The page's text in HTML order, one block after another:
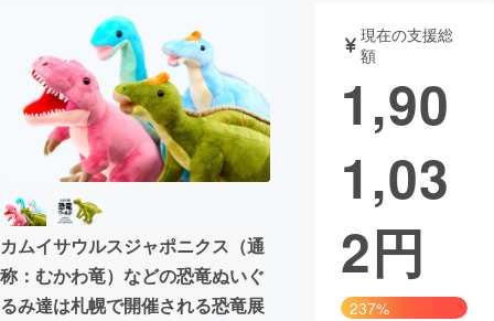
テクノロジー・ガジェット
映像・映画 書籍・雑誌
ビジネス・起業 チャレンジ
まちづくり・地域活性化
CAMPFIRE for Social Good
CAMPFIRE Creation
カムイサウルスジャポニクス（通
称：むかわ竜）などの恐竜ぬいぐ
るみ達は札幌で開催される恐竜展
現在の支援総
額
1,90
1,03
2円
237%